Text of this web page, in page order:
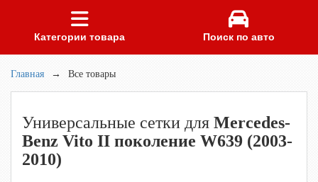
Категории товара Поиск по авто
Главная → Все товары
Универсальные сетки для Mercedes-
Benz Vito II поколение W639 (2003-
2010)